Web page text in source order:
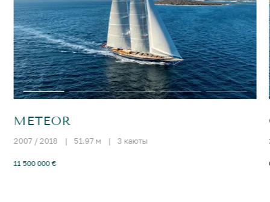
METEOR
2007 / 2018 | 51.97 м | 3 каюты
11 500 000 €